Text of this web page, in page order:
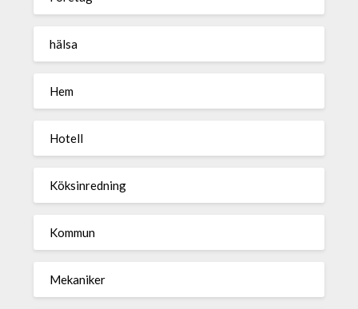
hälsa
Hem
Hotell
Köksinredning
Kommun
Mekaniker